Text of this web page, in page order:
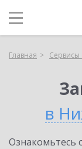
Главная Сервисы
в
Ознакомьтесь